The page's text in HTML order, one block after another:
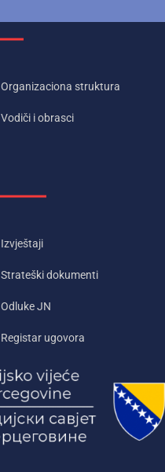
Organizaciona struktura
Vodiči i obrasci
Izvještaji
Strateški dokumenti
Odluke JN
Registar ugovora